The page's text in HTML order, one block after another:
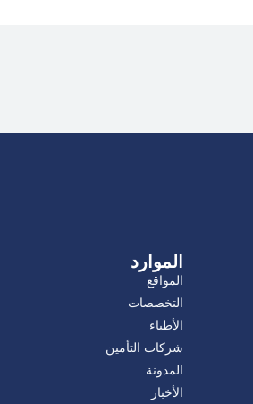
الموارد
المواقع
التخصصات
الأطباء
شركات التأمين
المدونة
الأخبار